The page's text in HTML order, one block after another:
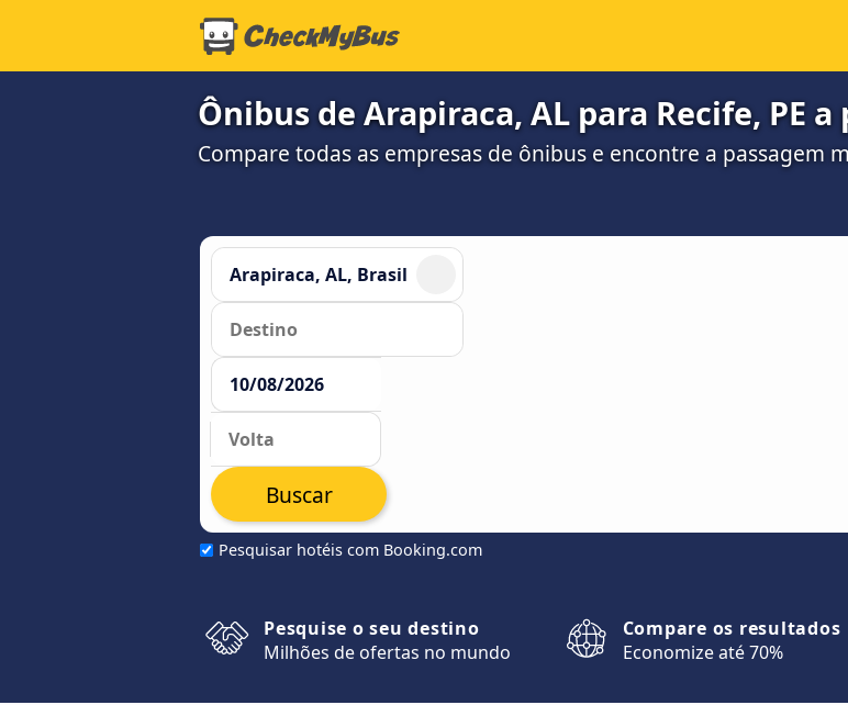
Ônibus de Arapiraca, AL para Recife, PE
Compare todas as empresas de ônibus e encontre a passagem
Pesquisar hotéis com Booking.com
Buscar
Pesquise o seu destino
Milhões de ofertas no mundo
Compare os resultados
Economize até 70%